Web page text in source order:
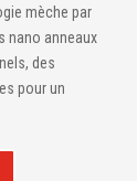
mèche par
nano anneaux
des
pour un